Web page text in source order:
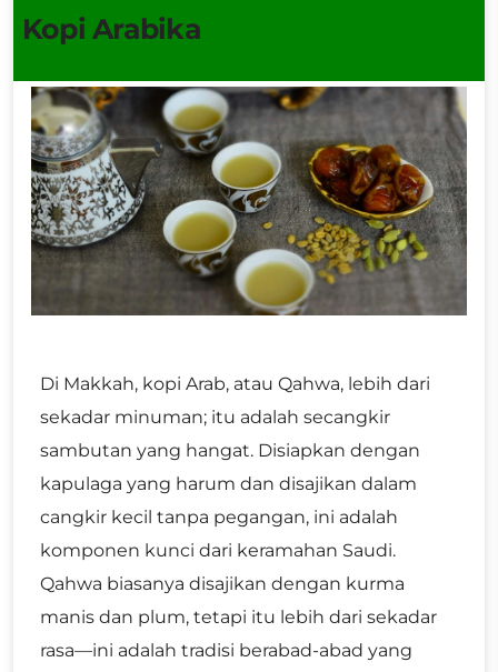
Kopi Arabika
Di Makkah, kopi Arab, atau Qahwa, lebih dari
sekadar minuman; itu adalah secangkir
sambutan yang hangat. Disiapkan dengan
kapulaga yang harum dan disajikan dalam
cangkir kecil tanpa pegangan, ini adalah
komponen kunci dari keramahan Saudi.
Qahwa biasanya disajikan dengan kurma
manis dan plum, tetapi itu lebih dari sekadar
rasa—ini adalah tradisi berabad-abad yang